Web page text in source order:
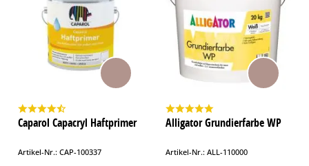
Caparol Capacryl Haftprimer
Artikel-Nr.: CAP-100337
Alligator Grundierfarbe WP
Artikel-Nr.: ALL-110000